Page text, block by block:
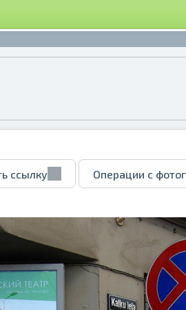
ссылку Операции с